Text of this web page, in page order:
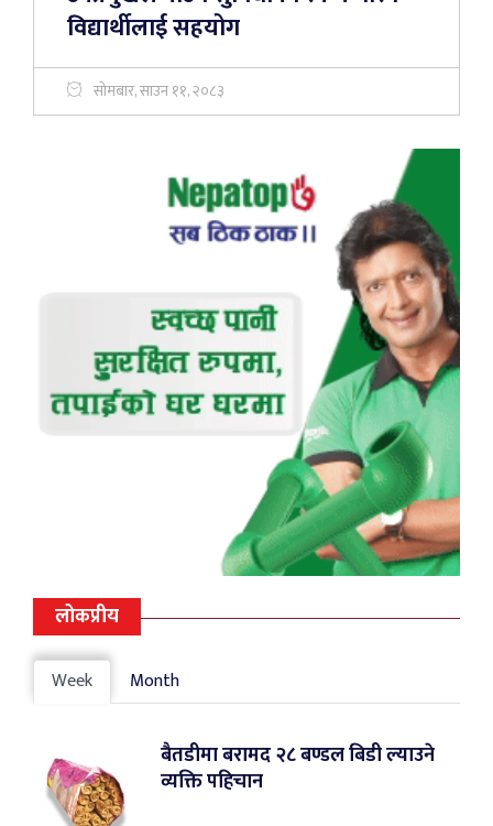
विद्यार्थीलाई सहयोग
सोमबार, साउन ११, २०८३
लोकप्रीय
Week Month
बैतडीमा बरामद २८ बण्डल बिडी ल्याउने
व्यक्ति पहिचान